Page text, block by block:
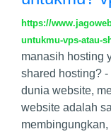
https://
untukmu-vps-atau-
manasih hosting
shared hosting?
dunia website,
website adalah